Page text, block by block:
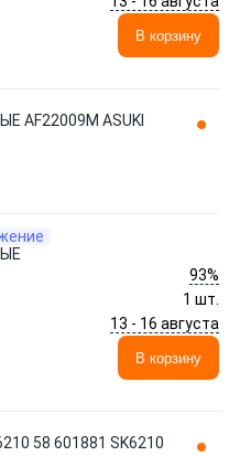
В корзину
AF22009M ASUKI
93%
1 шт.
13 - 16 августа
В корзину
58 601881 SK6210